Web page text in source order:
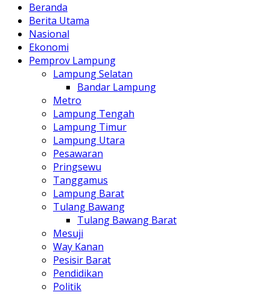
Beranda
Berita Utama
Nasional
Ekonomi
Pemprov Lampung
Lampung Selatan
Bandar Lampung
Metro
Lampung Tengah
Lampung Timur
Lampung Utara
Pesawaran
Pringsewu
Tanggamus
Lampung Barat
Tulang Bawang
Tulang Bawang Barat
Mesuji
Way Kanan
Pesisir Barat
Pendidikan
Politik